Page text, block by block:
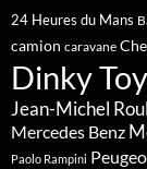
24 Heures du Mans
camion caravane
Dinky
Jean-Michel
Mercedes Benz
Paolo Rampini